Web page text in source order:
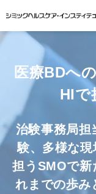
医療BDへ
HIで
治験事務局担
験、多様な
担うSMOで
れまでの歩み